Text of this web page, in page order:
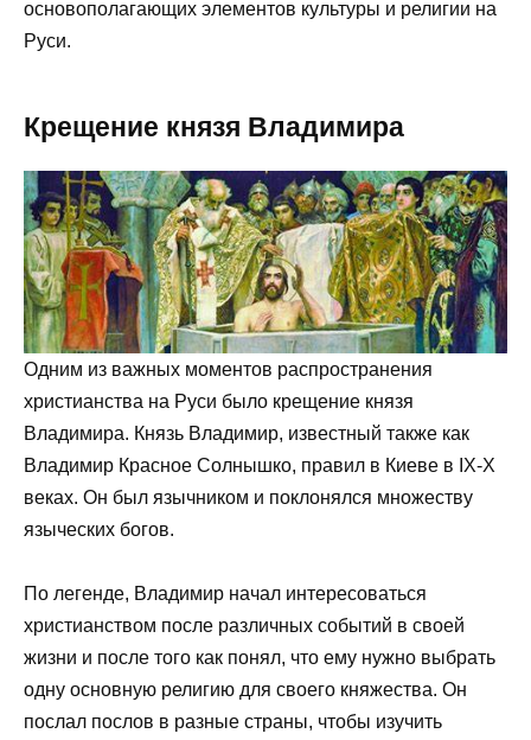
основополагающих элементов культуры и религии на
Руси.
Крещение князя Владимира
Одним из важных моментов распространения
христианства на Руси было крещение князя
Владимира. Князь Владимир, известный также как
Владимир Красное Солнышко, правил в Киеве в IX-X
веках. Он был язычником и поклонялся множеству
языческих богов.
По легенде, Владимир начал интересоваться
христианством после различных событий в своей
жизни и после того как понял, что ему нужно выбрать
одну основную религию для своего княжества. Он
послал послов в разные страны, чтобы изучить